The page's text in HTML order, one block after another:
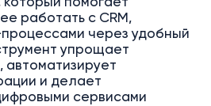
который помогает
работать с CRM,
через удобный
упрощает
автоматизирует
и делает
сервисами